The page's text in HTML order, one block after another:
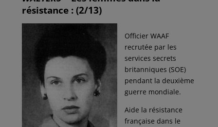
o
k
e
r I
n
g
e
r
résistance : (2/13)
Officier WAAF
recrutée par les
services secrets
britanniques (SOE)
pendant la deuxième
guerre mondiale.
Aide la résistance
française dans le